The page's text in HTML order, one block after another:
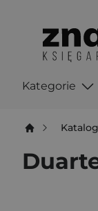
Kategorie
Katalog